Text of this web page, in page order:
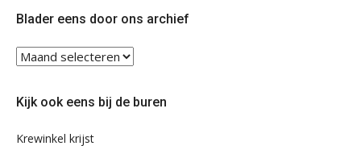
Blader eens door ons archief
Blader
eens
ons
Kijk ook eens bij de buren
Krewinkel krijst